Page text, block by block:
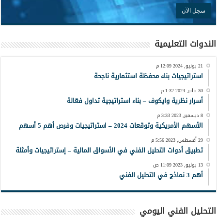
الندوات التعليمية
21 يونيو, 2024 12:09 م
استراتيجيات بناء محفظة استثمارية ناجحة
30 يناير, 2024 1:32 م
أسرار نظرية وايكوف – بناء استراتيجية تداول فعّالة
8 ديسمبر, 2023 3:33 م
الأسهم الأمريكية وتوقعات 2024 – استراتيجيات وفرص أهم 5 أسهم
29 أغسطس, 2023 5:56 م
تطبيق أدوات التحليل الفني في الأسواق المالية – إستراتيجيات وأمثلة
13 يوليو, 2023 11:09 ص
أهم 3 نماذج في التحليل الفني
التحليل الفني اليومي